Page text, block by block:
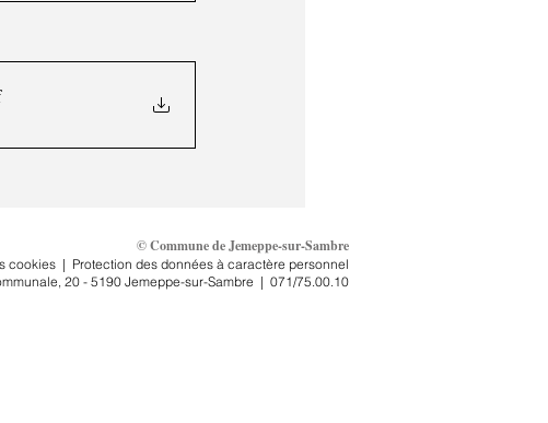
© Commune de Jemeppe-sur-Sambre
cookies | Protection des données à caractère personnel
20 - 5190 Jemeppe-sur-Sambre | 071/75.00.10